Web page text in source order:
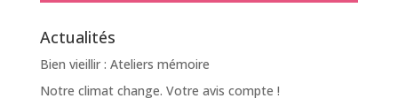
Actualités
Bien vieillir : Ateliers mémoire
Notre climat change. Votre avis compte !